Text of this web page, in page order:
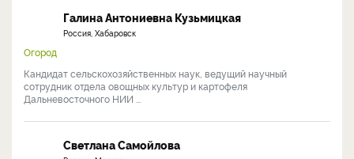
Галина Антониевна Кузьмицкая
Россия, Хабаровск
Огород
Кандидат сельскохозяйственных наук, ведущий научный
сотрудник отдела овощных культур и картофеля
Дальневосточного НИИ ...
Светлана Самойлова